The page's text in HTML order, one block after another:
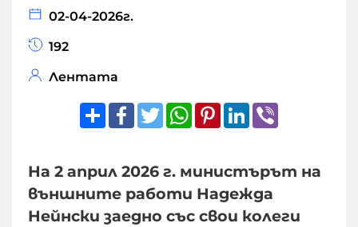
02-04-2026г.
192
Лентата
ShareFacebook
TwitterWhatsApp
Pinterest
LinkedIn
На 2 април 2026 г. министърът на
външните работи Надежда
Нейнски заедно със свои колеги